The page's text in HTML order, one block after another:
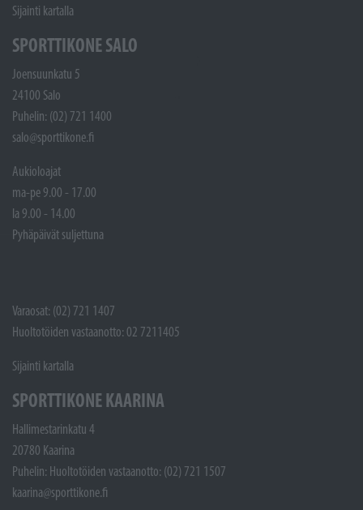
Sijainti kartalla
SPORTTIKONE SALO
Joensuunkatu 5
24100 Salo
Puhelin: (02) 721 1400
salo@sporttikone.fi
Aukioloajat
ma-pe 9.00 - 17.00
la 9.00 - 14.00
Pyhäpäivät suljettuna
Varaosat: (02) 721 1407
Huoltotöiden vastaanotto: 02 7211405
Sijainti kartalla
SPORTTIKONE KAARINA
Hallimestarinkatu 4
20780 Kaarina
Puhelin: Huoltotöiden vastaanotto: (02) 721 1507
kaarina@sporttikone.fi